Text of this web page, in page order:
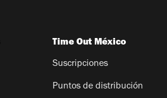
Time Out México
Suscripciones
Puntos de distribución